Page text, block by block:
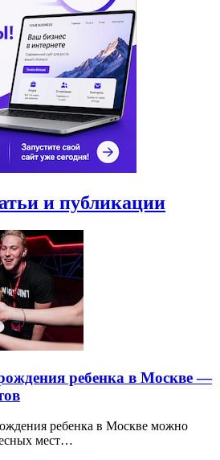
и публикации
ребенка в Москве —
ребенка в Москве можно
мест…